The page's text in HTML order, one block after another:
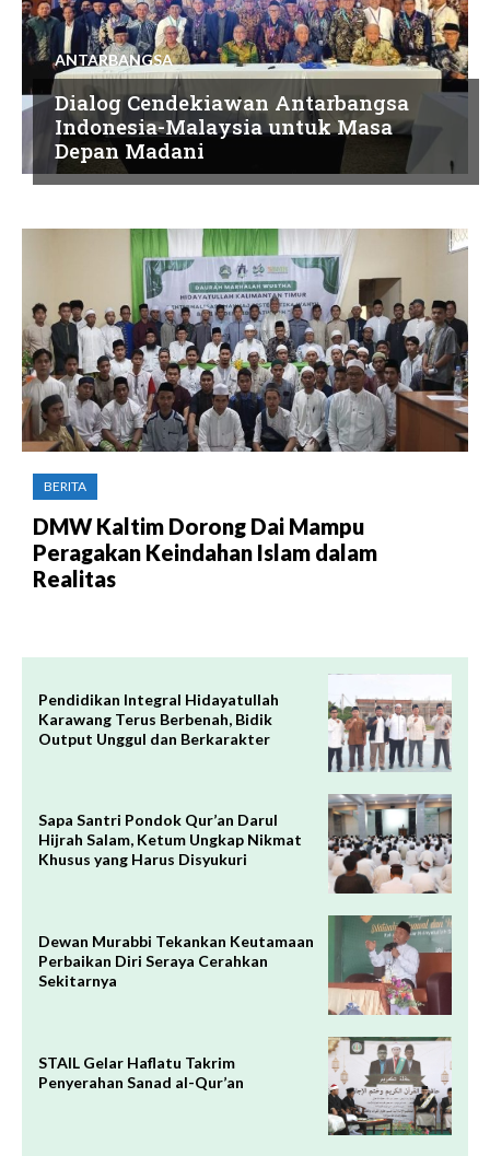
ANTARBANGSA
Dialog Cendekiawan Antarbangsa
Indonesia-Malaysia untuk Masa
Depan Madani
BERITA
DMW Kaltim Dorong Dai Mampu
Peragakan Keindahan Islam dalam
Realitas
Pendidikan Integral Hidayatullah
Karawang Terus Berbenah, Bidik
Output Unggul dan Berkarakter
Sapa Santri Pondok Qur’an Darul
Hijrah Salam, Ketum Ungkap Nikmat
Khusus yang Harus Disyukuri
Dewan Murabbi Tekankan Keutamaan
Perbaikan Diri Seraya Cerahkan
Sekitarnya
STAIL Gelar Haflatu Takrim
Penyerahan Sanad al-Qur’an